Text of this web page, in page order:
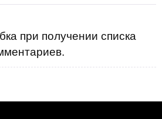
при получении списка